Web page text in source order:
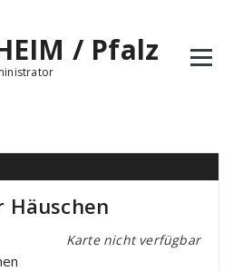
/ Pfalz
Karte nicht verfügbar